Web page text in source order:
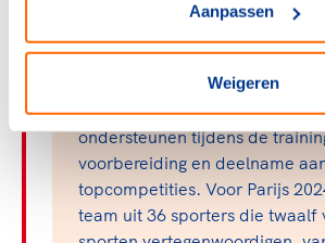
Aanpassen
Weigeren
Over het
Parijs 2024
Het Olympisch Comité zet zich
vluchtelingenteam in om
ondersteunen tijdens de
voorbereiding en deelname
topcompetities. Voor Parijs
team uit 36 sporters die twaalf